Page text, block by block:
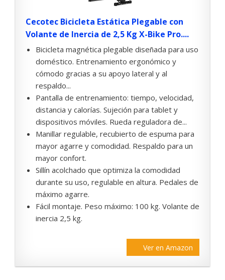
Cecotec Bicicleta Estática Plegable con
Volante de Inercia de 2,5 Kg X-Bike Pro....
Bicicleta magnética plegable diseñada para uso
doméstico. Entrenamiento ergonómico y
cómodo gracias a su apoyo lateral y al
respaldo...
Pantalla de entrenamiento: tiempo, velocidad,
distancia y calorías. Sujeción para tablet y
dispositivos móviles. Rueda reguladora de...
Manillar regulable, recubierto de espuma para
mayor agarre y comodidad. Respaldo para un
mayor confort.
Sillín acolchado que optimiza la comodidad
durante su uso, regulable en altura. Pedales de
máximo agarre.
Fácil montaje. Peso máximo: 100 kg. Volante de
inercia 2,5 kg.
Ver en Amazon